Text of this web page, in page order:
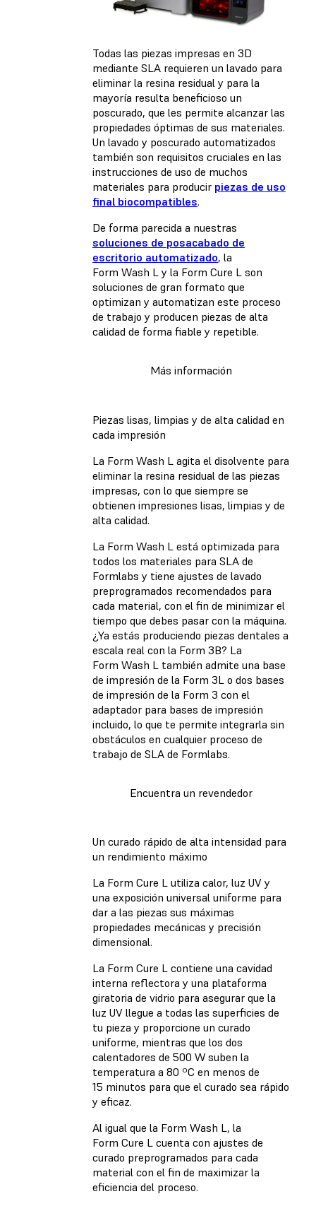
Todas las piezas impresas en 3D
mediante SLA requieren un lavado para
eliminar la resina residual y para la
mayoría resulta beneficioso un
poscurado, que les permite alcanzar las
propiedades óptimas de sus materiales.
Un lavado y poscurado automatizados
también son requisitos cruciales en las
instrucciones de uso de muchos
materiales para producir piezas de uso
final biocompatibles.
De forma parecida a nuestras
soluciones de posacabado de
escritorio automatizado, la
Form Wash L y la Form Cure L son
soluciones de gran formato que
optimizan y automatizan este proceso
de trabajo y producen piezas de alta
calidad de forma fiable y repetible.
Más información
Piezas lisas, limpias y de alta calidad en
cada impresión
La Form Wash L agita el disolvente para
eliminar la resina residual de las piezas
impresas, con lo que siempre se
obtienen impresiones lisas, limpias y de
alta calidad.
La Form Wash L está optimizada para
todos los materiales para SLA de
Formlabs y tiene ajustes de lavado
preprogramados recomendados para
cada material, con el fin de minimizar el
tiempo que debes pasar con la máquina.
¿Ya estás produciendo piezas dentales a
escala real con la Form 3B? La
Form Wash L también admite una base
de impresión de la Form 3L o dos bases
de impresión de la Form 3 con el
adaptador para bases de impresión
incluido, lo que te permite integrarla sin
obstáculos en cualquier proceso de
trabajo de SLA de Formlabs.
Encuentra un revendedor
Un curado rápido de alta intensidad para
un rendimiento máximo
La Form Cure L utiliza calor, luz UV y
una exposición universal uniforme para
dar a las piezas sus máximas
propiedades mecánicas y precisión
dimensional.
La Form Cure L contiene una cavidad
interna reflectora y una plataforma
giratoria de vidrio para asegurar que la
luz UV llegue a todas las superficies de
tu pieza y proporcione un curado
uniforme, mientras que los dos
calentadores de 500 W suben la
temperatura a 80 ºC en menos de
15 minutos para que el curado sea rápido
y eficaz.
Al igual que la Form Wash L, la
Form Cure L cuenta con ajustes de
curado preprogramados para cada
material con el fin de maximizar la
eficiencia del proceso.